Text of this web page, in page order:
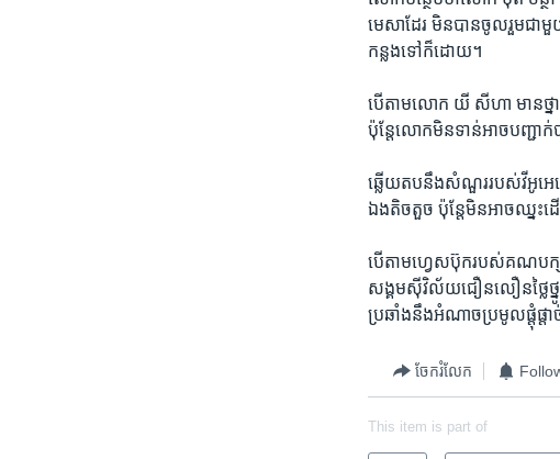
មេសា​ដែរ មិន​បាន​ចូលរួម​ជា
កន្លង​ទៅ​ក៏​ដោយ។
បើ​តាម​លោក យី សីហា មាន​ថ្
ប៉ុន្តែ​លោក​មិន​ទាន់​អាច​បញ្ជាក់​
ឆ្លើយតប​នឹង​សំណួរ​របស់​វីអូអេ​ន
ឯង​តិចតួច ប៉ុន្តែ​មិន​អាច​ឈ្នះ​
បើ​តាម​ហ្វេស​ប៊ុក​របស់​គណបក្ស
សង្គម​ស៊ីវិល័យ​ជឿន​លឿន​ថ្លៃថ្
ប្រឆាំង​នឹង​អំណាច​ប្រមូល​ផ្ដុំ​ផ្ដា
ចែករំលែក
This item is part of